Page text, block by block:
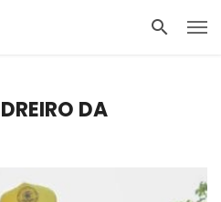
DA